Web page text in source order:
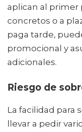
aplican al primer
concretos o a
paga tarde,
promocional y
adicionales.
Riesgo de
La facilidad para
llevar a pedir